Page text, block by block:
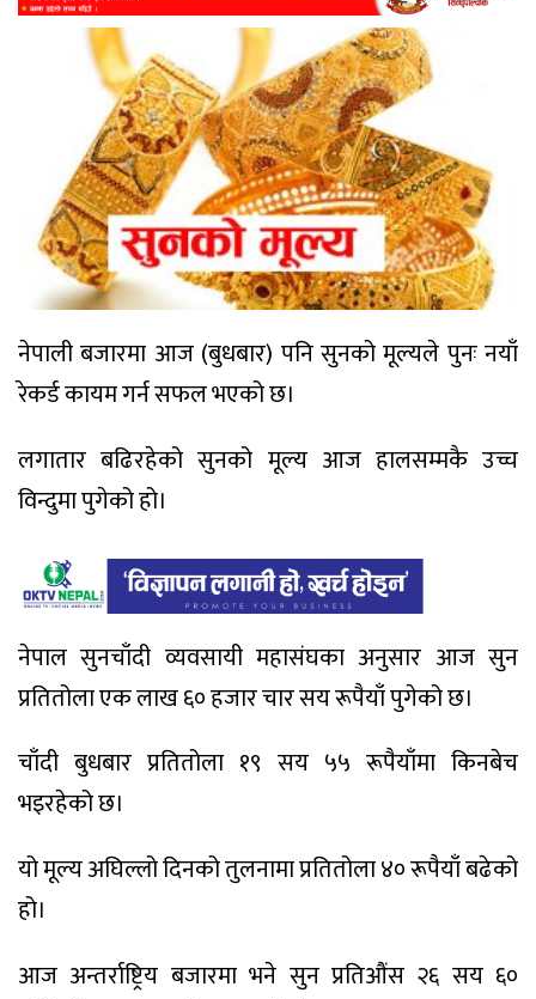
नेपाली बजारमा आज (बुधबार) पनि सुनको मूल्यले पुनः नयाँ
रेकर्ड कायम गर्न सफल भएको छ।
लगातार बढिरहेको सुनको मूल्य आज हालसम्मकै उच्च
विन्दुमा पुगेको हो।
नेपाल सुनचाँदी व्यवसायी महासंघका अनुसार आज सुन
प्रतितोला एक लाख ६० हजार चार सय रूपैयाँ पुगेको छ।
चाँदी बुधबार प्रतितोला १९ सय ५५ रूपैयाँमा किनबेच
भइरहेको छ।
यो मूल्य अघिल्लो दिनको तुलनामा प्रतितोला ४० रूपैयाँ बढेको
हो।
आज अन्तर्राष्ट्रिय बजारमा भने सुन प्रतिऔंस २६ सय ६०